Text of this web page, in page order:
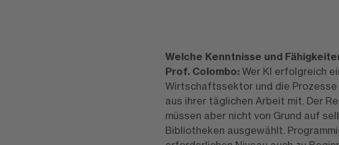
Welche Kenntnisse und
Prof. Colombo: Wer KI erfolgreich
Wirtschaftssektor und die Prozesse
aus ihrer täglichen Arbeit mit. Der
müssen aber nicht von Grund auf
Bibliotheken ausgewählt.